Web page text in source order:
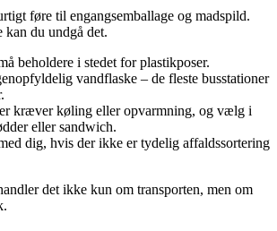
føre til engangsemballage og madspild.
kan du undgå det.
beholdere i stedet for plastikposer.
vandflaske – de fleste busstationer
kræver køling eller opvarmning, og vælg i
eller sandwich.
dig, hvis der ikke er tydelig affaldssortering
det ikke kun om transporten, men om